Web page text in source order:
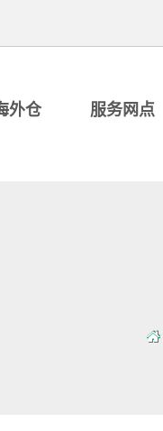
外仓 服务网点